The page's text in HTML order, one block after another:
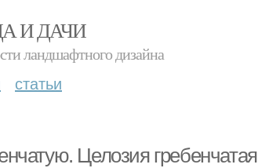
И ДАЧИ
ландшафтного дизайна
статьи
Целозия гребенчатая